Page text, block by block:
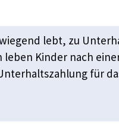
lebt, zu
Kinder nach
für